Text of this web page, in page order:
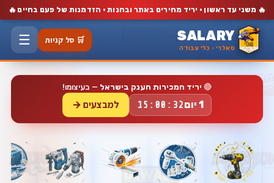
🔥 משני עד ראשון · יריד מחירים באתר ובחנות · הזדמנות של פעם בחיים 🔥
SALARY
סאלרי · כלי עבודה
🛒 סל קניות ☰
🔴 יריד המכירות הענק בישראל — בעיצומו!
1 יום 15:00:31 למבצעים →